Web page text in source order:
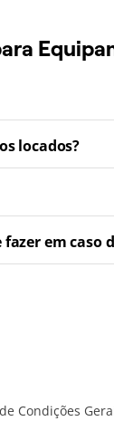
locados?
em caso
Condições